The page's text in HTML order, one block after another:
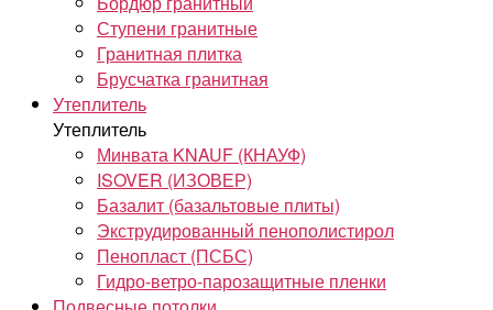
Ступени гранитные
Гранитная плитка
Брусчатка гранитная
Утеплитель
Утеплитель
Минвата KNAUF (КНАУФ)
ISOVER (ИЗОВЕР)
Базалит (базальтовые плиты)
Экструдированный пенополистирол
Пенопласт (ПСБС)
Гидро-ветро-парозащитные пленки